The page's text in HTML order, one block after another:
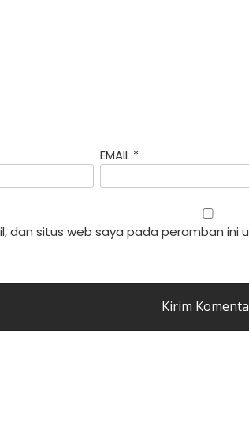
EMAIL *
dan situs web saya pada peramban ini